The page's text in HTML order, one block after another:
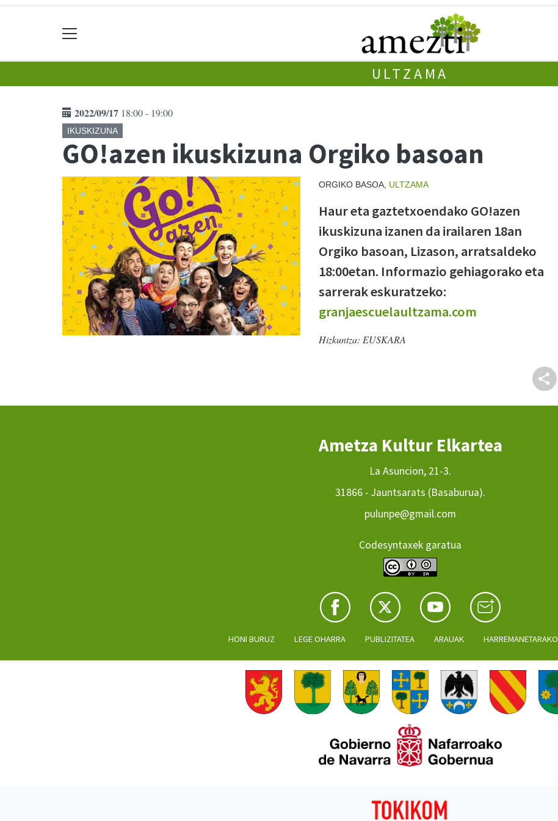
ULTZAMA
2022/09/17 18:00 - 19:00
IKUSKIZUNA
GO!azen ikuskizuna Orgiko basoan
ORGIKO BASOA, ULTZAMA
Haur eta gaztetxoendako GO!azen
ikuskizuna izanen da irailaren 18an
Orgiko basoan, Lizason, arratsaldeko
18:00etan. Informazio gehiagorako eta
sarrerak eskuratzeko:
granjaescuelaultzama.com
Hizkuntza: EUSKARA
Ametza Kultur Elkartea
La Asuncion, 21-3.
31866 - Jauntsarats (Basaburua).
pulunpe@gmail.com
Codesyntaxek garatua
HONI BURUZ LEGE OHARRA PUBLIZITATEA ARAUAK HARREMANETARAKO